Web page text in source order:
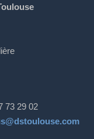
73 29 02